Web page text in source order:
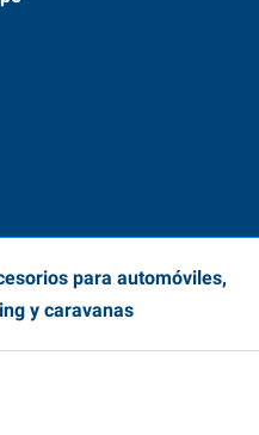
para automóviles,
y caravanas